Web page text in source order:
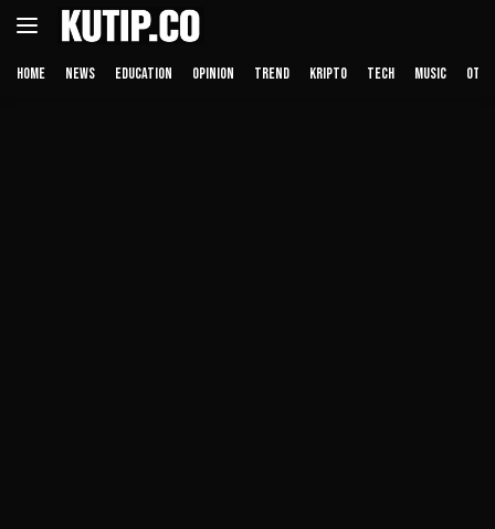
Langsung
HOME NEWS EDUCATION OPINION TREND KRIPTO TECH MUSIC